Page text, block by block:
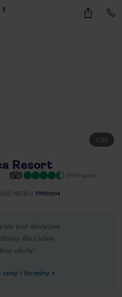
1
1 /39
Resort
(3529 opinii)
KOD HOTELU PMI55034
nie jest dostępna.
dla Ciebie
oferty:
ceny i terminy »